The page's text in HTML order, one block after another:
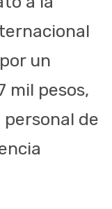
un
mil pesos,
de